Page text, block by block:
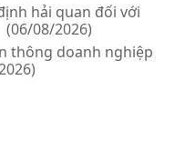
hải quan đối với
(06/08/2026)
thông doanh nghiệp